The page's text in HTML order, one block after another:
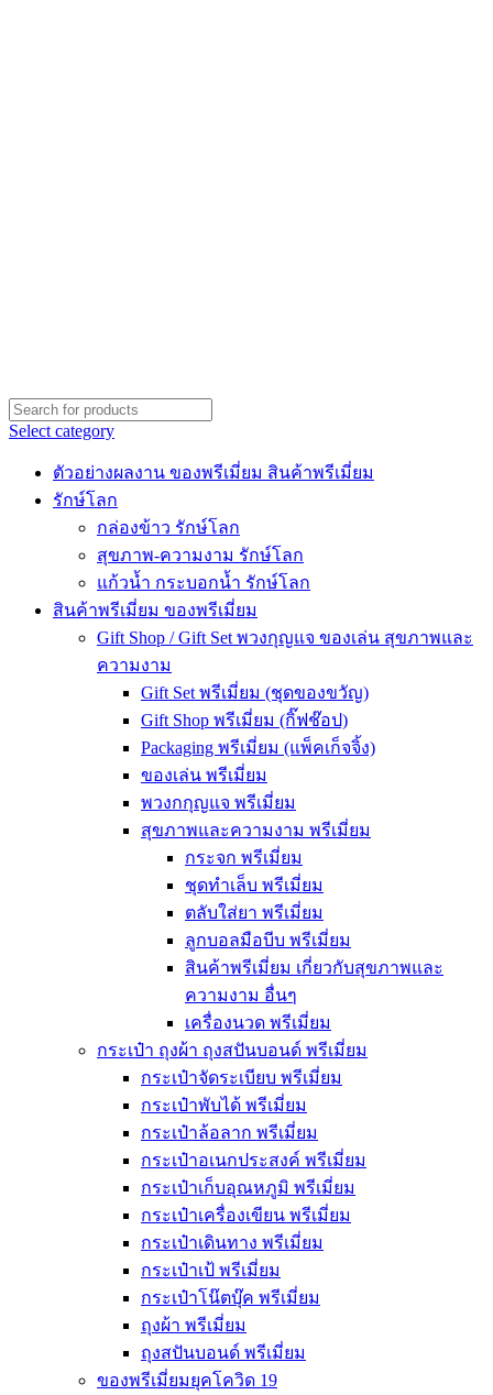
Select category
ตัวอย่างผลงาน ของพรีเมี่ยม สินค้าพรีเมี่ยม
รักษ์โลก
กล่องข้าว รักษ์โลก
สุขภาพ-ความงาม รักษ์โลก
แก้วน้ำ กระบอกน้ำ รักษ์โลก
สินค้าพรีเมี่ยม ของพรีเมี่ยม
Gift Shop / Gift Set พวงกุญแจ ของเล่น สุขภาพและ
ความงาม
Gift Set พรีเมี่ยม (ชุดของขวัญ)
Gift Shop พรีเมี่ยม (กิ๊ฟช๊อป)
Packaging พรีเมี่ยม (แพ็คเก็จจิ้ง)
ของเล่น พรีเมี่ยม
พวงกกุญแจ พรีเมี่ยม
สุขภาพและความงาม พรีเมี่ยม
กระจก พรีเมี่ยม
ชุดทำเล็บ พรีเมี่ยม
ตลับใส่ยา พรีเมี่ยม
ลูกบอลมือบีบ พรีเมี่ยม
สินค้าพรีเมี่ยม เกี่ยวกับสุขภาพและ
ความงาม อื่นๆ
เครื่องนวด พรีเมี่ยม
กระเป๋า ถุงผ้า ถุงสปันบอนด์ พรีเมี่ยม
กระเป๋าจัดระเบียบ พรีเมี่ยม
กระเป๋าพับได้ พรีเมี่ยม
กระเป๋าล้อลาก พรีเมี่ยม
กระเป๋าอเนกประสงค์ พรีเมี่ยม
กระเป๋าเก็บอุณหภูมิ พรีเมี่ยม
กระเป๋าเครื่องเขียน พรีเมี่ยม
กระเป๋าเดินทาง พรีเมี่ยม
กระเป๋าเป้ พรีเมี่ยม
กระเป๋าโน๊ตบุ๊ค พรีเมี่ยม
ถุงผ้า พรีเมี่ยม
ถุงสปันบอนด์ พรีเมี่ยม
ของพรีเมี่ยมยุคโควิด 19